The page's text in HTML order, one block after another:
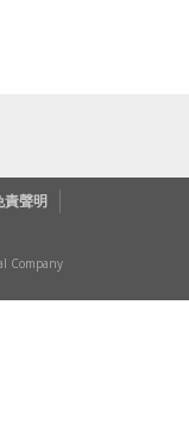
責聲明
Company